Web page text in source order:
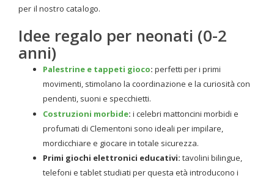
per il nostro catalogo.
Idee regalo per neonati (0-2
anni)
Palestrine e tappeti gioco: perfetti per i primi
movimenti, stimolano la coordinazione e la curiosità con
pendenti, suoni e specchietti.
Costruzioni morbide: i celebri mattoncini morbidi e
profumati di Clementoni sono ideali per impilare,
mordicchiare e giocare in totale sicurezza.
Primi giochi elettronici educativi: tavolini bilingue,
telefoni e tablet studiati per questa età introducono i